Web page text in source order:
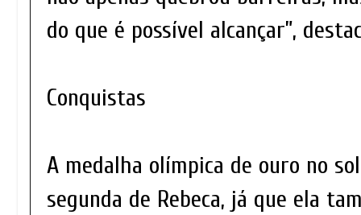
do que é possível alcançar”,
Conquistas
A medalha olímpica de ouro no
segunda de Rebeca, já que ela